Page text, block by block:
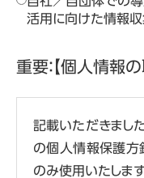
活用に向けた情報
重要：【個人情報
記載いただきました
の個人情報保護方
のみ使用いたします